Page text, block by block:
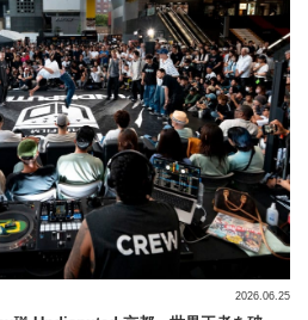
2026.06.25